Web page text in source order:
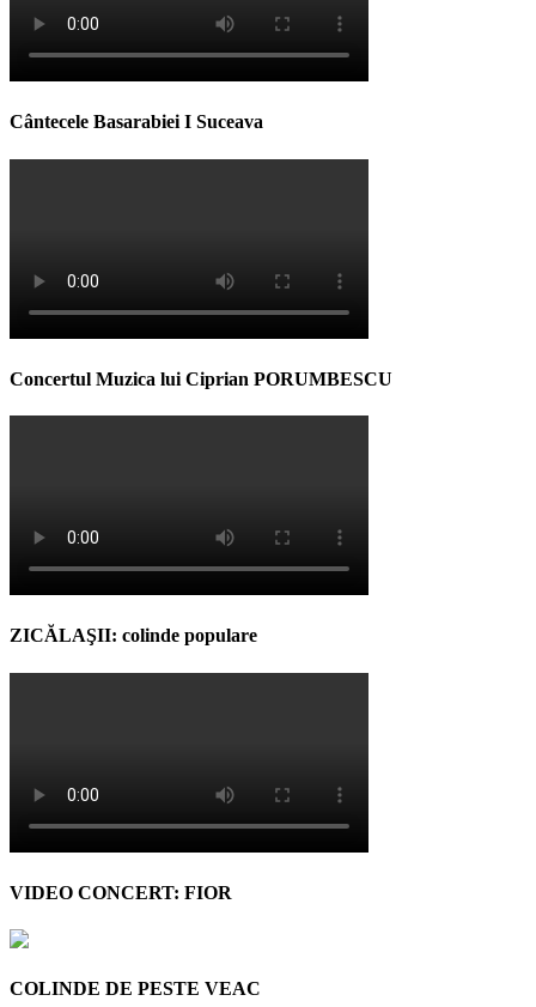
Cântecele Basarabiei I Suceava
Concertul Muzica lui Ciprian PORUMBESCU
ZICĂLAŞII: colinde populare
VIDEO CONCERT: FIOR
COLINDE DE PESTE VEAC